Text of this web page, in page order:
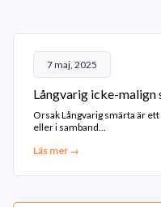
7 maj, 2025
Långvarig icke-malign
Orsak Långvarig smärta är
eller i samband...
Läs mer →